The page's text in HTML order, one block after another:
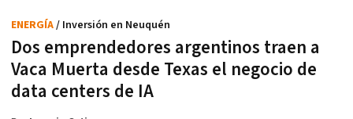
Dos emprendedores argentinos traen a
Vaca Muerta desde Texas el negocio de
data centers de IA
ENERGÍA/ Inversión en Neuquén